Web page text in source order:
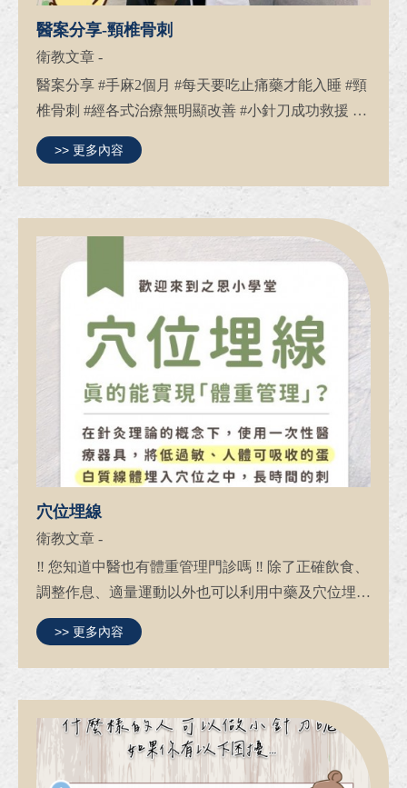
醫案分享-頸椎骨刺
衛教文章 -
醫案分享 #手麻2個月 #每天要吃止痛藥才能入睡 #頸
椎骨刺 #經各式治療無明顯改善 #小針刀成功救援 患
者因長期工作低頭姿勢不良，導致右手麻木，頭向後
仰時，手指麻木更甚，尤其是食指，每天晚上都需要
服用止痛藥...
>> 更多內容
穴位埋線
衛教文章 -
‼ 您知道中醫也有體重管理門診嗎 ‼ 除了正確飲食、
調整作息、適量運動以外也可以利用中藥及穴位埋線
的方式來達到您理想中的完美體態。 不管是大肥
臀、鮪魚肚、大象腿、蘿蔔腿、游泳圈、蝴蝶袖等都
有機會改善唷，趕...
>> 更多內容